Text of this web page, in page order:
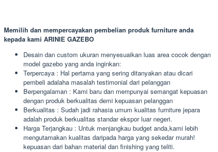
Memilih dan mempercayakan pembelian produk furniture anda
kepada kami ARINIE GAZEBO
Desain dan custom ukuran menyesuaikan luas area cocok dengan
model gazebo yang anda inginkan:
Terpercaya : Hal pertama yang sering ditanyakan atau dicari
pembeli adalaha masalah testimonial dari pelanggan
Berpengalaman : Kami baru dan mempunyai semangat kepuasan
dengan produk berkualitas demi kepuasan pelanggan
Berkualitas : Sudah jadi rahasia umum kualitas furniture jepara
adalah produk berkualitas standar ekspor luar negeri.
Harga Terjangkau : Untuk menjangkau budget anda,kami lebih
mengutamakan kualitas daripada harga yang sekedar murah!
kepuasan dari bahan material dan finishing yang teliti.